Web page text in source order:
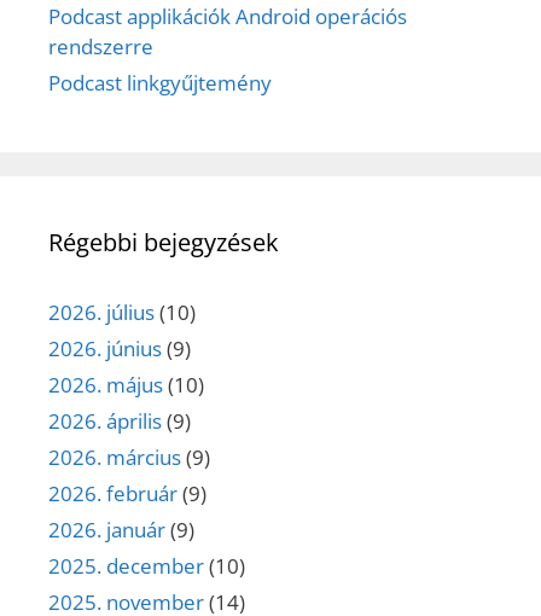
Podcast applikációk Android operációs
rendszerre
Podcast linkgyűjtemény
Régebbi bejegyzések
2026. július(10)
2026. június(9)
2026. május(10)
2026. április(9)
2026. március(9)
2026. február(9)
2026. január(9)
2025. december(10)
2025. november(14)